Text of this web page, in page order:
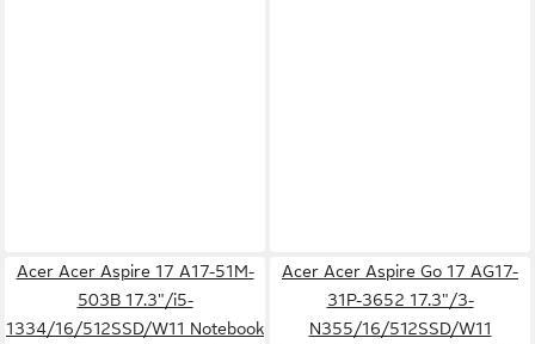
Acer Acer Aspire 17 A17-51M-
503B 17.3"/i5-
1334/16/512SSD/W11 Notebook
Acer Acer Aspire Go 17 AG17-
31P-3652 17.3"/3-
N355/16/512SSD/W11